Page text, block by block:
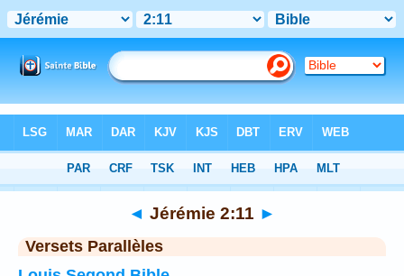
Chapitre 2> Verset 11
◄ Jérémie 2:11 ►
Versets Parallèles